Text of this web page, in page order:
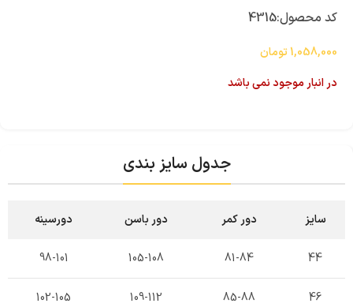
کد محصول:4315
1,058,000تومان
در انبار موجود نمی باشد
جدول سایز بندی
سایز دور کمر دور باسن دورسینه
44
81-84
105-108
98-101
46
85-88
109-112
102-105